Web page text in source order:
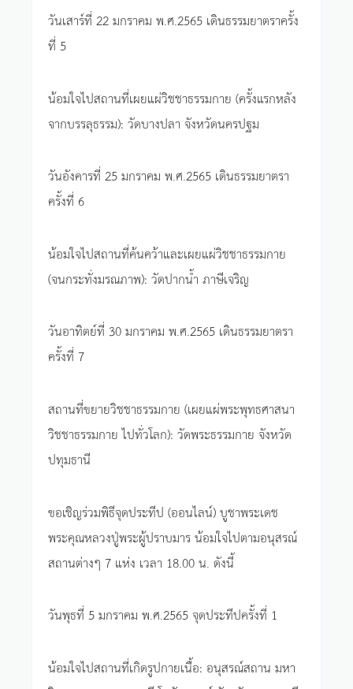
วันเสาร์ที่ 22 มกราคม พ.ศ.2565 เดินธรรมยาตราครั้ง
ที่ 5
น้อมใจไปสถานที่เผยแผ่วิชชาธรรมกาย (ครั้งแรกหลัง
จากบรรลุธรรม): วัดบางปลา จังหวัดนครปฐม
วันอังคารที่ 25 มกราคม พ.ศ.2565 เดินธรรมยาตรา
ครั้งที่ 6
น้อมใจไปสถานที่ค้นคว้าและเผยแผ่วิชชาธรรมกาย
(จนกระทั่งมรณภาพ): วัดปากน้ำ ภาษีเจริญ
วันอาทิตย์ที่ 30 มกราคม พ.ศ.2565 เดินธรรมยาตรา
ครั้งที่ 7
สถานที่ขยายวิชชาธรรมกาย (เผยแผ่พระพุทธศาสนา
วิชชาธรรมกาย ไปทั่วโลก): วัดพระธรรมกาย จังหวัด
ปทุมธานี
ขอเชิญร่วมพิธีจุดประทีป (ออนไลน์) บูชาพระเดช
พระคุณหลวงปู่พระผู้ปราบมาร น้อมใจไปตามอนุสรณ์
สถานต่างๆ 7 แห่ง เวลา 18.00 น. ดังนี้
วันพุธที่ 5 มกราคม พ.ศ.2565 จุดประทีปครั้งที่ 1
น้อมใจไปสถานที่เกิดรูปกายเนื้อ: อนุสรณ์สถาน มหา